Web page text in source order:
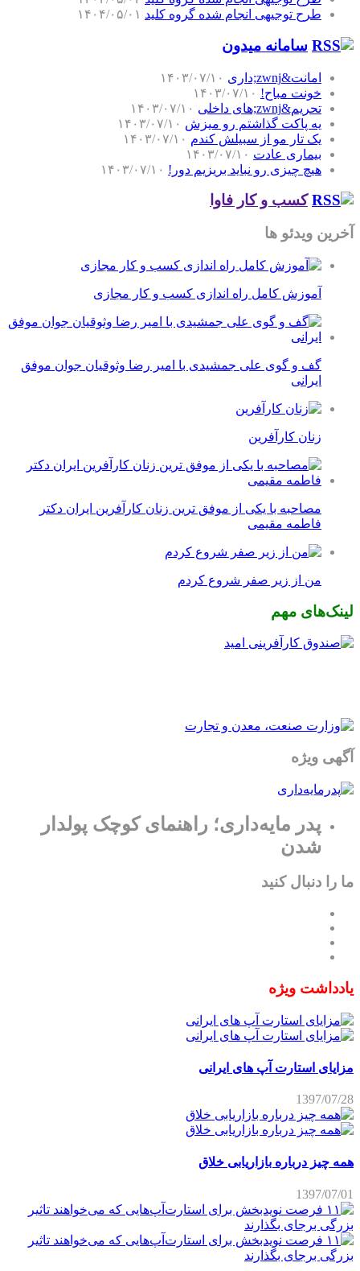
طرح توجیهی انجام شده گروه کلید ۱۴۰۴/۰۵/۰۱
سامانه میدون
امانت&zwnj;داری
۱۴۰۳/۰۷/۱۰
خونت مباح! ۱۴۰۳/۰۷/۱۰
تحریم&zwnj;های داخلی
۱۴۰۳/۰۷/۱۰
یه پاکت گذاشتم رو میزش ۱۴۰۳/۰۷/۱۰
یک تار مو از سبیلش کندم ۱۴۰۳/۰۷/۱۰
بیماری عادت ۱۴۰۳/۰۷/۱۰
هیچ چیزی رو نباید بریزیم دور! ۱۴۰۳/۰۷/۱۰
کسب و کار فاوا
آخرین ویدئو ها
آموزش کامل راه اندازی کسب و کار مجازی
گف و گوی علی جمشیدی با امیر رضا وثوقیان جوان موفق
ایرانی
زنان کارآفرین
مصاحبه با یکی از موفق ترین زنان کارآفرین ایران دکتر
فاطمه مقیمی
من از زیر صفر شروع کردم
لینک‌های مهم
آگهی ویژه
پدر مایه‌داری؛ راهنمای کوچک پولدار
شدن
ما را دنبال کنید
یادداشت ویژه
مزایای استارت آپ های ایرانی
1397/07/28
همه چیز درباره بازاریابی خلاق
1397/07/01